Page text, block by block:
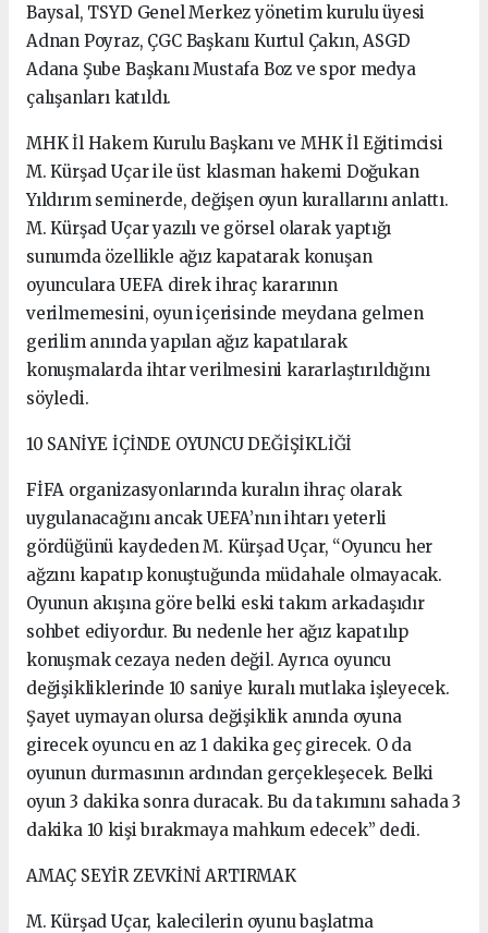
Baysal, TSYD Genel Merkez yönetim kurulu üyesi
Adnan Poyraz, ÇGC Başkanı Kurtul Çakın, ASGD
Adana Şube Başkanı Mustafa Boz ve spor medya
çalışanları katıldı.
MHK İl Hakem Kurulu Başkanı ve MHK İl Eğitimcisi
M. Kürşad Uçar ile üst klasman hakemi Doğukan
Yıldırım seminerde, değişen oyun kurallarını anlattı.
M. Kürşad Uçar yazılı ve görsel olarak yaptığı
sunumda özellikle ağız kapatarak konuşan
oyunculara UEFA direk ihraç kararının
verilmemesini, oyun içerisinde meydana gelmen
gerilim anında yapılan ağız kapatılarak
konuşmalarda ihtar verilmesini kararlaştırıldığını
söyledi.
10 SANİYE İÇİNDE OYUNCU DEĞİŞİKLİĞİ
FİFA organizasyonlarında kuralın ihraç olarak
uygulanacağını ancak UEFA’nın ihtarı yeterli
gördüğünü kaydeden M. Kürşad Uçar, “Oyuncu her
ağzını kapatıp konuştuğunda müdahale olmayacak.
Oyunun akışına göre belki eski takım arkadaşıdır
sohbet ediyordur. Bu nedenle her ağız kapatılıp
konuşmak cezaya neden değil. Ayrıca oyuncu
değişikliklerinde 10 saniye kuralı mutlaka işleyecek.
Şayet uymayan olursa değişiklik anında oyuna
girecek oyuncu en az 1 dakika geç girecek. O da
oyunun durmasının ardından gerçekleşecek. Belki
oyun 3 dakika sonra duracak. Bu da takımını sahada 3
dakika 10 kişi bırakmaya mahkum edecek” dedi.
AMAÇ SEYİR ZEVKİNİ ARTIRMAK
M. Kürşad Uçar, kalecilerin oyunu başlatma